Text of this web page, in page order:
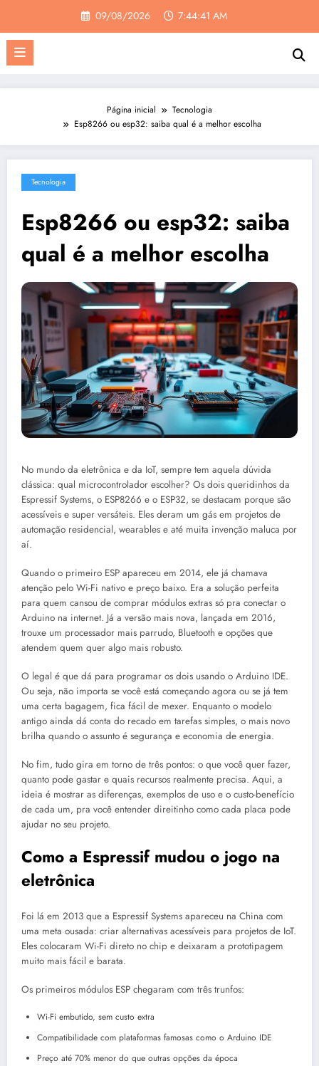
o
conteúdo
09/08/2026 7:44:41 AM
Página inicial
Tecnologia
Esp8266 ou esp32: saiba qual é a melhor escolha
Tecnologia
Esp8266 ou esp32: saiba
qual é a melhor escolha
No mundo da eletrônica e da IoT, sempre tem aquela dúvida
clássica: qual microcontrolador escolher? Os dois queridinhos da
Espressif Systems, o ESP8266 e o ESP32, se destacam porque são
acessíveis e super versáteis. Eles deram um gás em projetos de
automação residencial, wearables e até muita invenção maluca por
aí.
Quando o primeiro ESP apareceu em 2014, ele já chamava
atenção pelo Wi-Fi nativo e preço baixo. Era a solução perfeita
para quem cansou de comprar módulos extras só pra conectar o
Arduino na internet. Já a versão mais nova, lançada em 2016,
trouxe um processador mais parrudo, Bluetooth e opções que
atendem quem quer algo mais robusto.
O legal é que dá para programar os dois usando o Arduino IDE.
Ou seja, não importa se você está começando agora ou se já tem
uma certa bagagem, fica fácil de mexer. Enquanto o modelo
antigo ainda dá conta do recado em tarefas simples, o mais novo
brilha quando o assunto é segurança e economia de energia.
No fim, tudo gira em torno de três pontos: o que você quer fazer,
quanto pode gastar e quais recursos realmente precisa. Aqui, a
ideia é mostrar as diferenças, exemplos de uso e o custo-benefício
de cada um, pra você entender direitinho como cada placa pode
ajudar no seu projeto.
Como a Espressif mudou o jogo na
eletrônica
Foi lá em 2013 que a Espressif Systems apareceu na China com
uma meta ousada: criar alternativas acessíveis para projetos de IoT.
Eles colocaram Wi-Fi direto no chip e deixaram a prototipagem
muito mais fácil e barata.
Os primeiros módulos ESP chegaram com três trunfos:
Wi-Fi embutido, sem custo extra
Compatibilidade com plataformas famosas como o Arduino IDE
Preço até 70% menor do que outras opções da época